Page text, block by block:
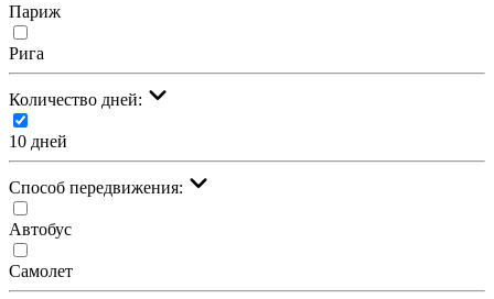
Париж
Рига
Количество дней:
10 дней
Cпособ передвижения:
Автобус
Самолет